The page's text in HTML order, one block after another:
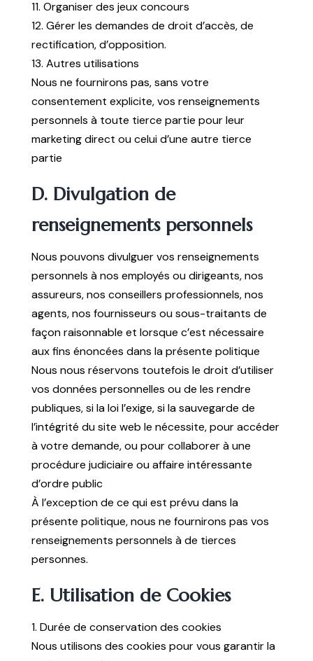
11. Organiser des jeux concours
12. Gérer les demandes de droit d’accès, de
rectification, d’opposition.
13. Autres utilisations
Nous ne fournirons pas, sans votre
consentement explicite, vos renseignements
personnels à toute tierce partie pour leur
marketing direct ou celui d’une autre tierce
partie
D. Divulgation de
renseignements personnels
Nous pouvons divulguer vos renseignements
personnels à nos employés ou dirigeants, nos
assureurs, nos conseillers professionnels, nos
agents, nos fournisseurs ou sous-traitants de
façon raisonnable et lorsque c’est nécessaire
aux fins énoncées dans la présente politique
Nous nous réservons toutefois le droit d’utiliser
vos données personnelles ou de les rendre
publiques, si la loi l’exige, si la sauvegarde de
l’intégrité du site web le nécessite, pour accéder
à votre demande, ou pour collaborer à une
procédure judiciaire ou affaire intéressante
d’ordre public
À l’exception de ce qui est prévu dans la
présente politique, nous ne fournirons pas vos
renseignements personnels à de tierces
personnes.
E. Utilisation de Cookies
1. Durée de conservation des cookies
Nous utilisons des cookies pour vous garantir la